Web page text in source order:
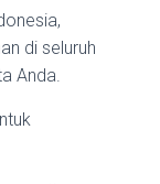
di seluruh
Anda.